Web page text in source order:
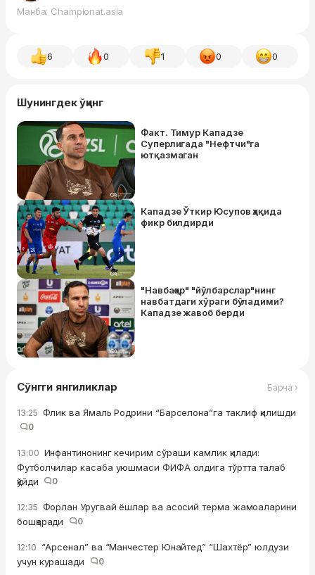
Манба: Championat.asia
6 0 1 0 0
Шунингдек ўқинг
Факт. Тимур Кападзе
Суперлигада "Нефтчи"га
ютқазмаган
Кападзе Ўткир Юсупов ҳақида
фикр билдирди
"Навбаҳор" "йўлбарслар"нинг
навбатдаги хўраги бўладими?
Кападзе жавоб берди
Сўнгги янгиликлар Барча ›
13:25 Флик ва Ямаль Родрини “Барселона”га таклиф қилишди
0
13:00 Инфантинонинг кечирим сўраши камлик қилади:
Футболчилар касаба уюшмаси ФИФА олдига тўртта талаб
қўйди
0
12:35 Форлан Уругвай ёшлар ва асосий терма жамоаларини
бошқаради
0
12:10 “Арсенал” ва “Манчестер Юнайтед” “Шахтёр” юлдузи
учун курашади
0